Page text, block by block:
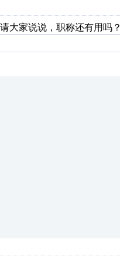
大家说说，职称还有用吗？